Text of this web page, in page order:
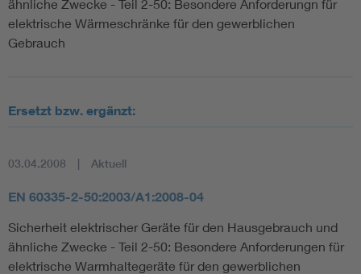
ähnliche Zwecke - Teil 2-50: Besondere Anforderungn für
elektrische Wärmeschränke für den gewerblichen
Gebrauch
Ersetzt bzw. ergänzt:
03.04.2008 Aktuell
EN 60335-2-50:2003/A1:2008-04
Sicherheit elektrischer Geräte für den Hausgebrauch und
ähnliche Zwecke - Teil 2-50: Besondere Anforderungen für
elektrische Warmhaltegeräte für den gewerblichen